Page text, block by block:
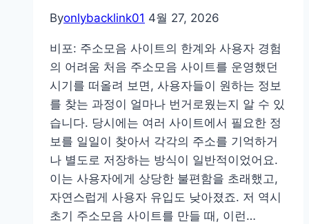
색
쟁
의
서
막
한
실
수
와
주
의
사
항:
실
질
적
Byonlybacklink01 4월 27, 2026
비포: 주소모음 사이트의 한계와 사용자 경험
의 어려움 처음 주소모음 사이트를 운영했던
시기를 떠올려 보면, 사용자들이 원하는 정보
를 찾는 과정이 얼마나 번거로웠는지 알 수 있
습니다. 당시에는 여러 사이트에서 필요한 정
보를 일일이 찾아서 각각의 주소를 기억하거
나 별도로 저장하는 방식이 일반적이었어요.
이는 사용자에게 상당한 불편함을 초래했고,
자연스럽게 사용자 유입도 낮아졌죠. 저 역시
초기 주소모음 사이트를 만들 때, 이런…